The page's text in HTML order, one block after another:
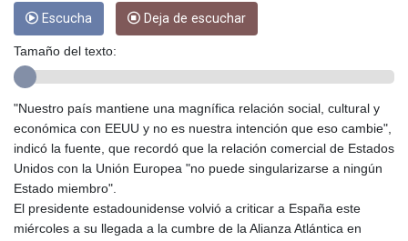
GHS 13.514561
GIP 0.857481
GNF 10124.083393
GYD 241.124538
HKD 9.054775
HNL 30.893904
HRK 7.535207
HUF 363.227272
IDR 20683.84493
Escucha Deja de escuchar
Tamaño del texto:
"Nuestro país mantiene una magnífica relación social, cultural y
económica con EEUU y no es nuestra intención que eso cambie",
indicó la fuente, que recordó que la relación comercial de Estados
Unidos con la Unión Europea "no puede singularizarse a ningún
Estado miembro".
El presidente estadounidense volvió a criticar a España este
miércoles a su llegada a la cumbre de la Alianza Atlántica en